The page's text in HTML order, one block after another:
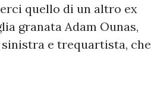
quello di un altro ex
granata Adam Ounas,
e trequartista, che